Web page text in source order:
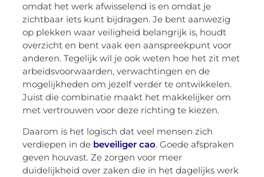
omdat het werk afwisselend is en omdat je
zichtbaar iets kunt bijdragen. Je bent aanwezig
op plekken waar veiligheid belangrijk is, houdt
overzicht en bent vaak een aanspreekpunt voor
anderen. Tegelijk wil je ook weten hoe het zit met
arbeidsvoorwaarden, verwachtingen en de
mogelijkheden om jezelf verder te ontwikkelen.
Juist die combinatie maakt het makkelijker om
met vertrouwen voor deze richting te kiezen.
Daarom is het logisch dat veel mensen zich
verdiepen in de beveiliger cao. Goede afspraken
geven houvast. Ze zorgen voor meer
duidelijkheid over zaken die in het dagelijks werk